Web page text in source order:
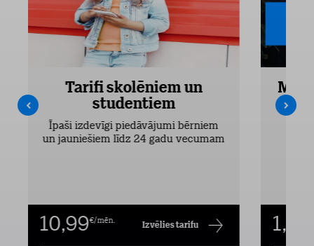
Tarifi skolēniem un
studentiem
Īpaši izdevīgi piedāvājumi bērniem
un jauniešiem līdz 24 gadu vecumam
10,99€/mēn. Izvēlies tarifu 1,00